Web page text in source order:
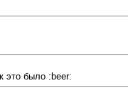
это было :beer: